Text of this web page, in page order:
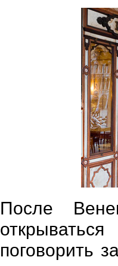
После
поговорить